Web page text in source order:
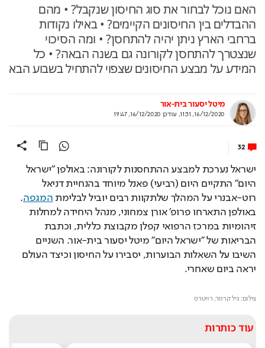
האם נוכל לבחור את סוג החיסון שנקבל? • מהם
ההבדלים בין החיסונים הקיימים? • באילו נקודות
ברחבי הארץ ניתן יהיה להתחסן? • ומה הסיכוי
שנצטרך להתחסן לקורונה גם בשנה הבאה? • כל
המידע על מבצע החיסונים שצפוי להתחיל בשבוע הבא
מיטל יסעור בית-אור
16/12/2020, 11:31
,עודכן16/12/2020, 19:47
32
ישראל נערכת למבצע ההתחסנות לקורונה:
באולפן "ישראל
היום" התקיים היום (רביעי) פאנל מיוחד בהנחיית דניאל
רוט-אבנרי על המהלך שלתקוות רבים יוביל לבלימת המגפה .
באולפן התארחו פרופ' אורן צמחוני, מנהל היחידה למחלות
זיהומיות במרכז הרפואי קפלן מקבוצת כללית, וכתבת
הבריאות של "ישראל היום" מיטל יסעור בית-אור. השניים
השיבו על השאלות הבוערות, יסבירו על החיסון וכיצד העולם
יראה ביום שאחרי.
צילום: גיל קרמר, רויטרס
עוד כותרות